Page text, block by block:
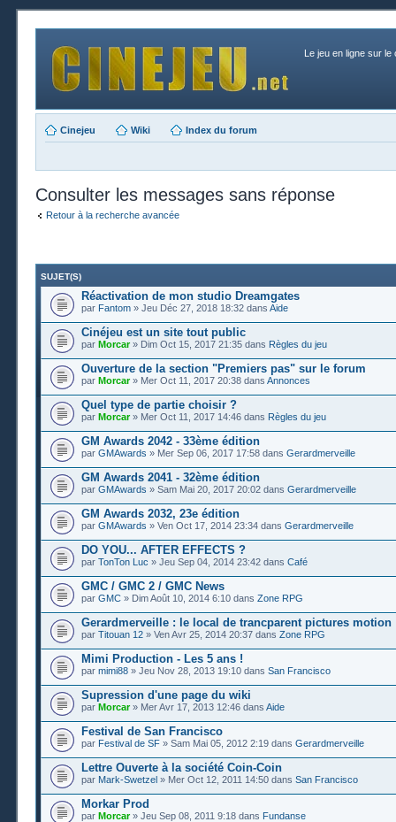
Le jeu en ligne sur le
Cinejeu Wiki Index du forum
Consulter les messages sans réponse
Retour à la recherche avancée
SUJET(S)
Réactivation de mon studio Dreamgates
par Fantom » Jeu Déc 27, 2018 18:32 dans Aide
Cinéjeu est un site tout public
par Morcar» Dim Oct 15, 2017 21:35 dans Règles du jeu
Ouverture de la section "Premiers pas" sur le forum
par Morcar» Mer Oct 11, 2017 20:38 dans Annonces
Quel type de partie choisir ?
par Morcar» Mer Oct 11, 2017 14:46 dans Règles du jeu
GM Awards 2042 - 33ème édition
par GMAwards » Mer Sep 06, 2017 17:58 dans Gerardmerveille
GM Awards 2041 - 32ème édition
par GMAwards » Sam Mai 20, 2017 20:02 dans Gerardmerveille
GM Awards 2032, 23e édition
par GMAwards » Ven Oct 17, 2014 23:34 dans Gerardmerveille
DO YOU... AFTER EFFECTS ?
par TonTon Luc » Jeu Sep 04, 2014 23:42 dans Café
GMC / GMC 2 / GMC News
par GMC » Dim Août 10, 2014 6:10 dans Zone RPG
Gerardmerveille : le local de trancparent pictures motion
par Titouan 12 » Ven Avr 25, 2014 20:37 dans Zone RPG
Mimi Production - Les 5 ans !
par mimi88 » Jeu Nov 28, 2013 19:10 dans San Francisco
Supression d'une page du wiki
par Morcar» Mer Avr 17, 2013 12:46 dans Aide
Festival de San Francisco
par Festival de SF » Sam Mai 05, 2012 2:19 dans Gerardmerveille
Lettre Ouverte à la société Coin-Coin
par Mark-Swetzel » Mer Oct 12, 2011 14:50 dans San Francisco
Morkar Prod
par Morcar» Jeu Sep 08, 2011 9:18 dans Fundanse